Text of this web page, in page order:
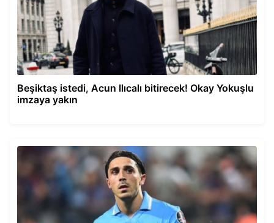
Beşiktaş istedi, Acun Ilıcalı bitirecek! Okay Yokuşlu
imzaya yakın